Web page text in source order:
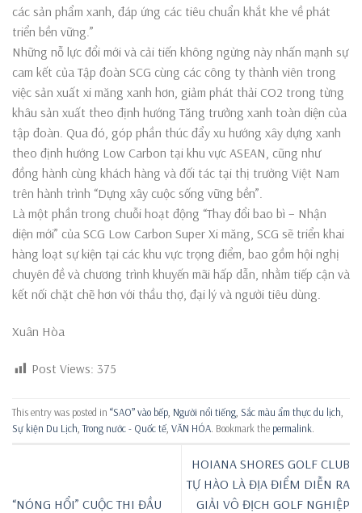
các sản phẩm xanh, đáp ứng các tiêu chuẩn khắt khe về phát
triển bền vững.”
Những nỗ lực đổi mới và cải tiến không ngừng này nhấn mạnh sự
cam kết của Tập đoàn SCG cùng các công ty thành viên trong
việc sản xuất xi măng xanh hơn, giảm phát thải CO2 trong từng
khâu sản xuất theo định hướng Tăng trưởng xanh toàn diện của
tập đoàn. Qua đó, góp phần thúc đẩy xu hướng xây dựng xanh
theo định hướng Low Carbon tại khu vực ASEAN, cũng như
đồng hành cùng khách hàng và đối tác tại thị trường Việt Nam
trên hành trình “Dựng xây cuộc sống vững bền”.
Là một phần trong chuỗi hoạt động “Thay đổi bao bì – Nhận
diện mới” của SCG Low Carbon Super Xi măng, SCG sẽ triển khai
hàng loạt sự kiện tại các khu vực trọng điểm, bao gồm hội nghị
chuyên đề và chương trình khuyến mãi hấp dẫn, nhằm tiếp cận và
kết nối chặt chẽ hơn với thầu thợ, đại lý và người tiêu dùng.
Xuân Hòa
Post Views: 375
This entry was posted in “SAO” vào bếp Người nổi tiếng Sắc màu ẩm thực du lịch
Sự kiện Du Lịch ,Trong nước - Quốc tế VĂN HÓA . Bookmark the permalink
“NÓNG HỔI” CUỘC THI ĐẦU
HOIANA SHORES GOLF CLUB
TỰ HÀO LÀ ĐỊA ĐIỂM DIỄN RA
GIẢI VÔ ĐỊCH GOLF NGHIỆP